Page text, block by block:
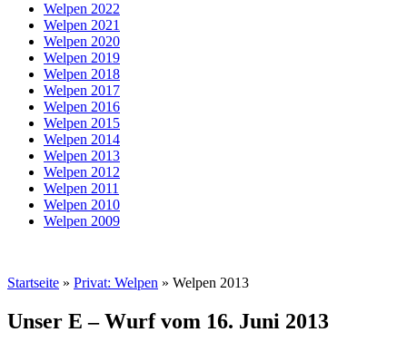
Welpen 2022
Welpen 2021
Welpen 2020
Welpen 2019
Welpen 2018
Welpen 2017
Welpen 2016
Welpen 2015
Welpen 2014
Welpen 2013
Welpen 2012
Welpen 2011
Welpen 2010
Welpen 2009
Startseite » Privat: Welpen » Welpen 2013
Unser E – Wurf vom 16. Juni 2013